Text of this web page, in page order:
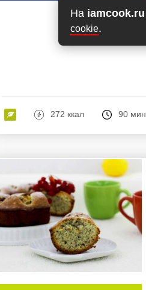
На iamcook.ru
cookie.
272 ккал 90 мин